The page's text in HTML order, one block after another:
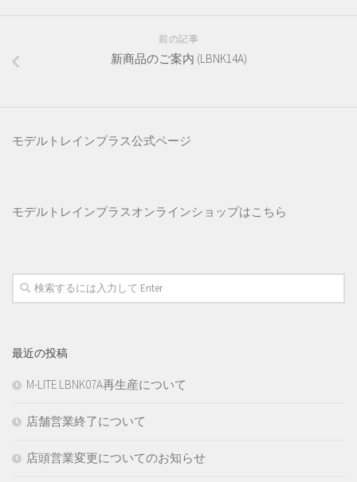
前の記事
新商品のご案内 (LBNK14A)
モデルトレインプラス公式ページ
モデルトレインプラスオンラインショップはこちら
最近の投稿
M-LITE LBNK07A再生産について
店舗営業終了について
店頭営業変更についてのお知らせ